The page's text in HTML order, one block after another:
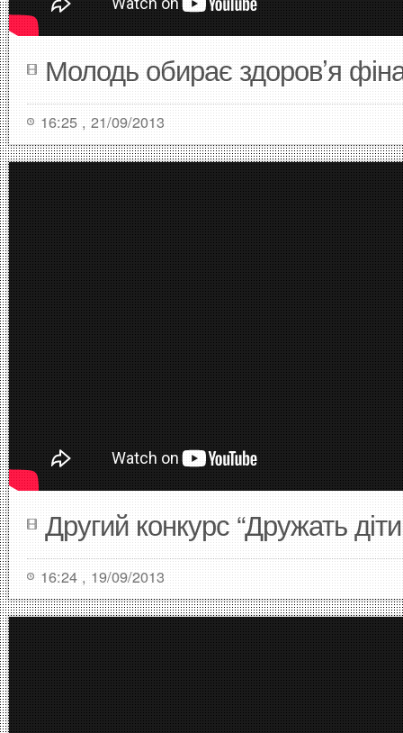
Молодь обирає здоров’я
16:25 , 21/09/2013
Другий конкурс “Дружать
16:24 , 19/09/2013